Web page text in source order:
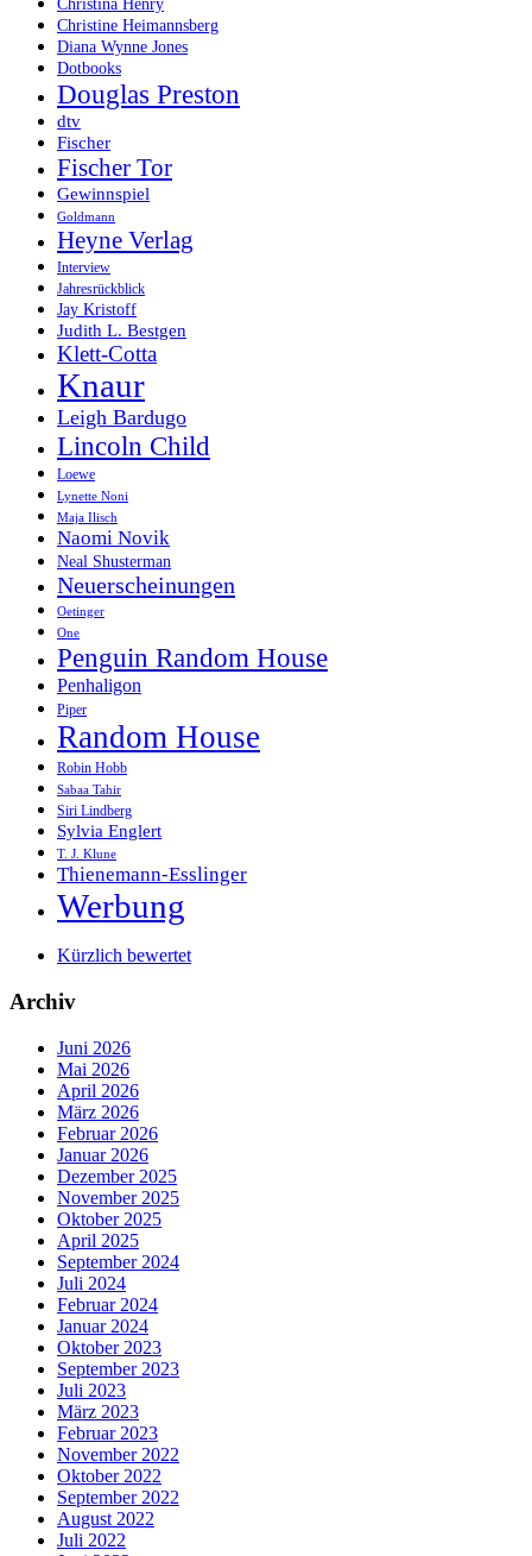
Christina Henry
Christine Heimannsberg
Diana Wynne Jones
Dotbooks
Douglas Preston
dtv
Fischer
Fischer Tor
Gewinnspiel
Goldmann
Heyne Verlag
Interview
Jahresrückblick
Jay Kristoff
Judith L. Bestgen
Klett-Cotta
Knaur
Leigh Bardugo
Lincoln Child
Loewe
Lynette Noni
Maja Ilisch
Naomi Novik
Neal Shusterman
Neuerscheinungen
Oetinger
One
Penguin Random House
Penhaligon
Piper
Random House
Robin Hobb
Sabaa Tahir
Siri Lindberg
Sylvia Englert
T. J. Klune
Thienemann-Esslinger
Werbung
Kürzlich bewertet
Archiv
Juni 2026
Mai 2026
April 2026
März 2026
Februar 2026
Januar 2026
Dezember 2025
November 2025
Oktober 2025
April 2025
September 2024
Juli 2024
Februar 2024
Januar 2024
Oktober 2023
September 2023
Juli 2023
März 2023
Februar 2023
November 2022
Oktober 2022
September 2022
August 2022
Juli 2022